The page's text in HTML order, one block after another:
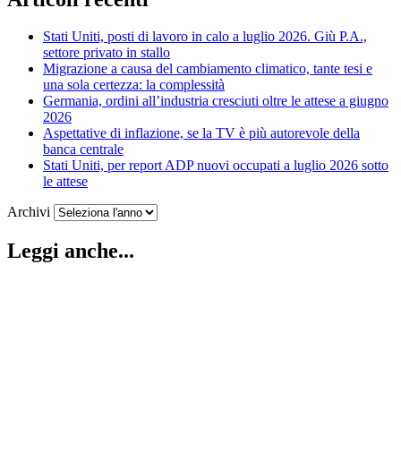
Stati Uniti, posti di lavoro in calo a luglio 2026. Giù P.A.,
settore privato in stallo
Migrazione a causa del cambiamento climatico, tante tesi e
una sola certezza: la complessità
Germania, ordini all’industria cresciuti oltre le attese a giugno
2026
Aspettative di inflazione, se la TV è più autorevole della
banca centrale
Stati Uniti, per report ADP nuovi occupati a luglio 2026 sotto
le attese
Archivi
Leggi anche...